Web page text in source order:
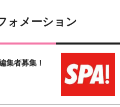
ォメーション
者募集！